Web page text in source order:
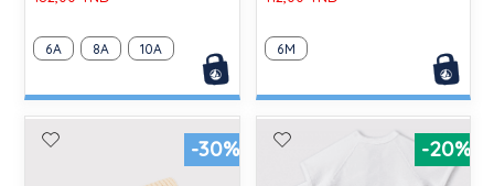
6A 8A 10A 6M
-30% -20%